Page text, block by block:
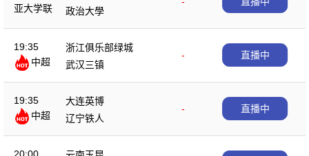
亚大学联
政治大學
19:35
中超
浙江俱乐部绿城
-
武汉三镇
直播中
19:35
中超
大连英博
-
辽宁铁人
直播中